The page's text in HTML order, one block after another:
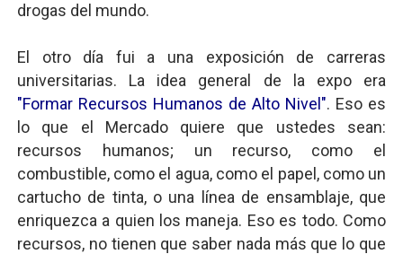
drogas del mundo.
El otro día fui a una exposición de carreras
universitarias. La idea general de la expo era
"Formar Recursos Humanos de Alto Nivel". Eso es
lo que el Mercado quiere que ustedes sean:
recursos humanos; un recurso, como el
combustible, como el agua, como el papel, como un
cartucho de tinta, o una línea de ensamblaje, que
enriquezca a quien los maneja. Eso es todo. Como
recursos, no tienen que saber nada más que lo que